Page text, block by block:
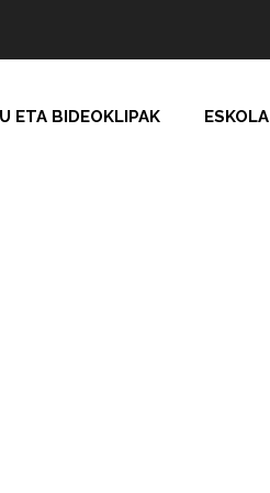
ETA BIDEOKLIPAK ESKOLA